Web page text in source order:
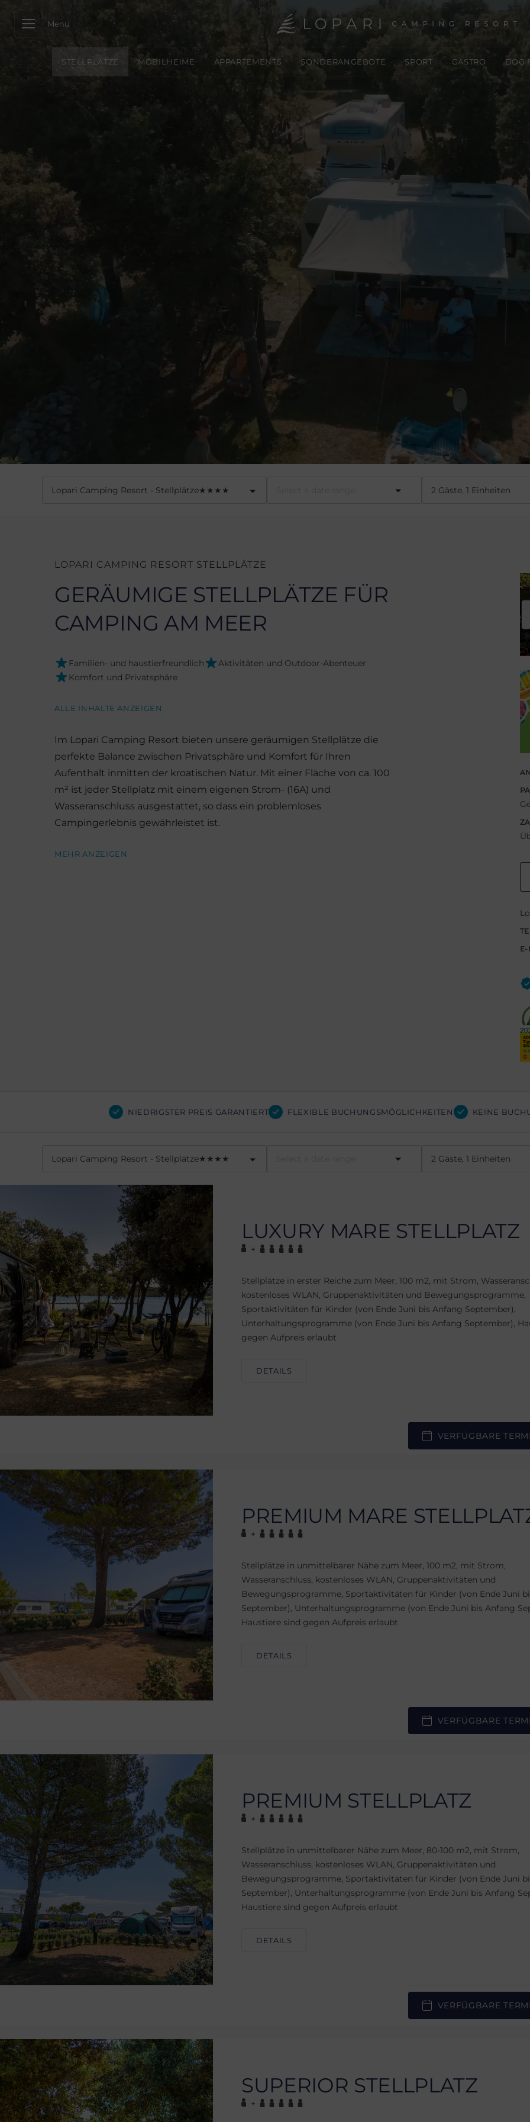
Menu
STELLPLÄTZE MOBILHEIME APPARTEMENTS SONDERANGEBOTE SPORT GASTRO DOG
Lopari Camping Resort - Stellplätze★ ★ ★ ★
LOPARI CAMPING RESORT STELLPLÄTZE
GERÄUMIGE STELLPLÄTZE FÜR
CAMPING AM MEER
Familien- und haustierfreundlich
Aktivitäten und Outdoor-Abenteuer
Komfort und Privatsphäre
ALLE INHALTE ANZEIGEN
Im Lopari Camping Resort bieten unsere geräumigen Stellplätze die
perfekte Balance zwischen Privatsphäre und Komfort für Ihren
Aufenthalt inmitten der kroatischen Natur. Mit einer Fläche von ca. 100
m² ist jeder Stellplatz mit einem eigenen Strom- (16A) und
Wasseranschluss ausgestattet, so dass ein problemloses
Campingerlebnis gewährleistet ist.
MEHR ANZEIGEN
E-
NIEDRIGSTER PREIS GARANTIERT FLEXIBLE BUCHUNGSMÖGLICHKEITEN KEINE
Lopari Camping Resort - Stellplätze★ ★ ★ ★
LUXURY MARE STELLPLATZ
+
Stellplätze in erster Reiche zum Meer, 100 m2, mit Strom,
kostenloses WLAN, Gruppenaktivitäten und Bewegungsprogramme,
Sportaktivitäten für Kinder (von Ende Juni bis Anfang September),
Unterhaltungsprogramme (von Ende Juni bis Anfang September),
gegen Aufpreis erlaubt
DETAILS
VERFÜGBARE
PREMIUM MARE
+
Stellplätze in unmittelbarer Nähe zum Meer, 100 m2, mit Strom,
Wasseranschluss, kostenloses WLAN, Gruppenaktivitäten und
Bewegungsprogramme, Sportaktivitäten für Kinder (von Ende Juni
September), Unterhaltungsprogramme (von Ende Juni bis Anfang
Haustiere sind gegen Aufpreis erlaubt
DETAILS
VERFÜGBARE
PREMIUM STELLPLATZ
+
Stellplätze in unmittelbarer Nähe zum Meer, 80-100 m2, mit Strom,
Wasseranschluss, kostenloses WLAN, Gruppenaktivitäten und
Bewegungsprogramme, Sportaktivitäten für Kinder (von Ende Juni
September), Unterhaltungsprogramme (von Ende Juni bis Anfang
Haustiere sind gegen Aufpreis erlaubt
DETAILS
VERFÜGBARE
SUPERIOR STELLPLATZ
+